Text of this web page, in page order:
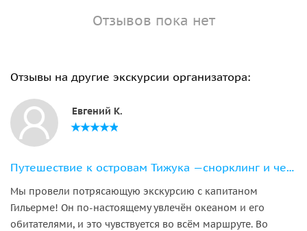
Отзывов пока нет
Отзывы на другие экскурсии организатора:
Евгений К.
Путешествие к островам Тижука —снорклинг и черепахи
Мы провели потрясающую экскурсию с капитаном
Гильерме! Он по-настоящему увлечён океаном и его
обитателями, и это чувствуется во всём маршруте. Во